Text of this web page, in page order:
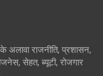
अलावा राजनीति, प्रशासन,
सेहत, ब्यूटी, रोजगार